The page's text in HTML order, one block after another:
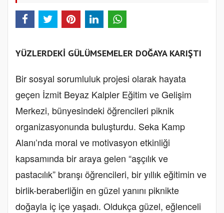
YÜZLERDEKİ GÜLÜMSEMELER DOĞAYA KARIŞTI
Bir sosyal sorumluluk projesi olarak hayata
geçen İzmit Beyaz Kalpler Eğitim ve Gelişim
Merkezi, bünyesindeki öğrencileri piknik
organizasyonunda buluşturdu. Seka Kamp
Alanı’nda moral ve motivasyon etkinliği
kapsamında bir araya gelen “aşçılık ve
pastacılık” branşı öğrencileri, bir yıllık eğitimin ve
birlik-beraberliğin en güzel yanını piknikte
doğayla iç içe yaşadı. Oldukça güzel, eğlenceli